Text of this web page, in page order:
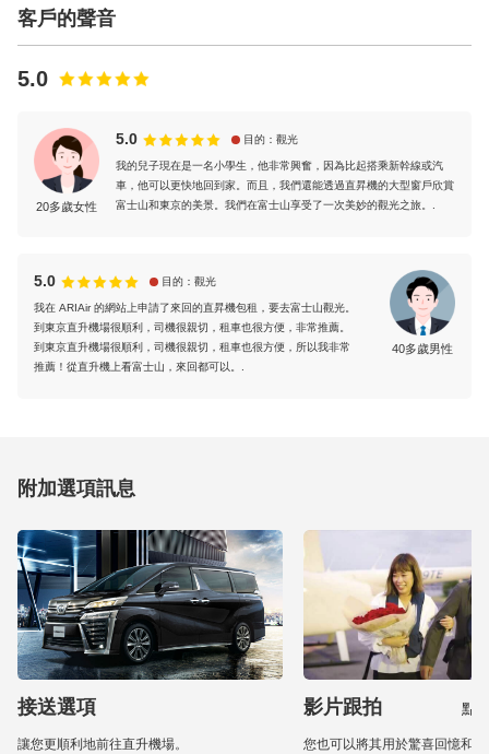
客戶的聲音
5.0
20多歲女性
5.0 目的：觀光
我的兒子現在是一名小學生，他非常興奮，因為比起搭乘新幹線或汽
車，他可以更快地回到家。而且，我們還能透過直昇機的大型窗戶欣賞
富士山和東京的美景。我們在富士山享受了一次美妙的觀光之旅。.
40多歲男性
5.0 目的：觀光
我在 ARIAir 的網站上申請了來回的直昇機包租，要去富士山觀光。
到東京直升機場很順利，司機很親切，租車也很方便，非常推薦。
到東京直升機場很順利，司機很親切，租車也很方便，所以我非常
推薦！從直升機上看富士山，來回都可以。.
附加選項訊息
接送選項
讓您更順利地前往直升機場。
影片跟拍 點
您也可以將其用於驚喜回憶和